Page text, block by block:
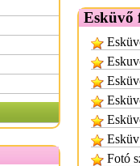
Esküvő
Fotó